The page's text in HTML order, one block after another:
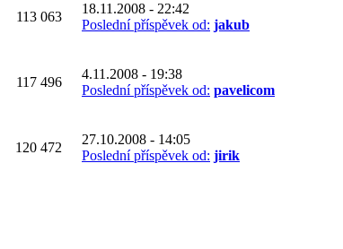
113 063
18.11.2008 - 22:42
Poslední příspěvek od: jakub
117 496
4.11.2008 - 19:38
Poslední příspěvek od: pavelicom
120 472
27.10.2008 - 14:05
Poslední příspěvek od: jirik